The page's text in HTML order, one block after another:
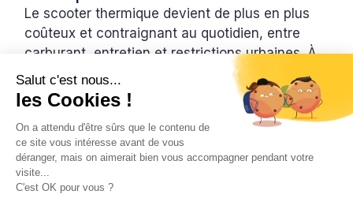
Le scooter thermique devient de plus en plus
coûteux et contraignant au quotidien, entre
carburant, entretien et restrictions urbaines. À
l’inverse, le scooter électrique offre une
solution plus économique, silencieuse et
écologique. Des modèles comme ceux de
Brumaire permettent de réduire ses dépenses
tout en améliorant son confort de conduite en
ville.
Natis
Salut c'est nous...
les Cookies !
On a attendu d'être sûrs que le contenu de
ce site vous intéresse avant de vous
déranger, mais on aimerait bien vous accompagner pendant votre
visite...
C'est OK pour vous ?